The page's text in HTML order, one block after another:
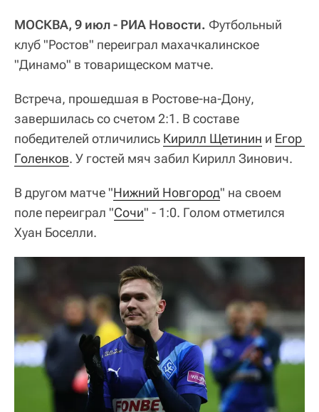
МОСКВА, 9 июл - РИА Новости. Футбольный
клуб "Ростов" переиграл махачкалинское
"Динамо" в товарищеском матче.
Встреча, прошедшая в Ростове-на-Дону,
завершилась со счетом 2:1. В составе
победителей отличились Кирилл Щетинин и Егор
Голенков. У гостей мяч забил Кирилл Зинович.
В другом матче "Нижний Новгород" на своем
поле переиграл "Сочи" - 1:0. Голом отметился
Хуан Боселли.